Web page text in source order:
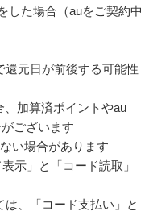
た場合（auをご契約中
還元日が前後する可能性
、加算済ポイントやau
ございます
い場合があります
示」と「コード読取」
、「コード支払い」と